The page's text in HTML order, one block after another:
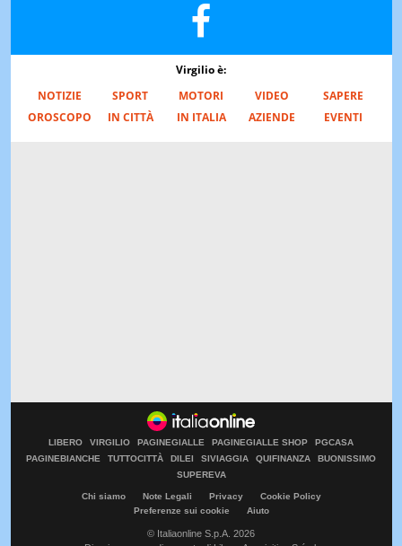
Virgilio è:
NOTIZIE
SPORT MOTORI VIDEO
SAPERE
OROSCOPO
IN CITTÀ IN ITALIA AZIENDE EVENTI
LIBERO VIRGILIO PAGINEGIALLE PAGINEGIALLE SHOP
PGCASA
PAGINEBIANCHE
TUTTOCITTÀ DILEI SIVIAGGIA QUIFINANZA
BUONISSIMO
SUPEREVA
Chi siamo Note Legali Privacy
Cookie Policy
Preferenze sui cookie
Aiuto
© Italiaonline S.p.A. 2026